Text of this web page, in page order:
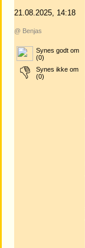
21.08.2025, 14:18
@ Benjas
Synes godt om
(0)
Synes ikke om
(0)